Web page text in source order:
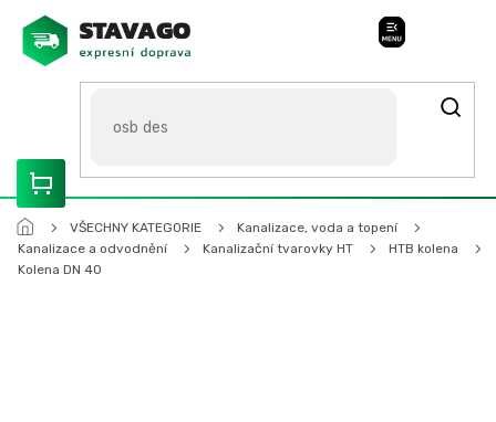
obsah
ROZVÁŽÍME OLOMOUCKO, SVITAVSKO, ŠUMPERSKO, BRNO,
PARDUBICE, HRADEC KRÁLOVÉ
VŠECHNY KATEGORIE
Kanalizace, voda a topení
Kanalizace a odvodnění
Kanalizační tvarovky HT
HTB kolena
Kolena DN 40
Stavago Podpora